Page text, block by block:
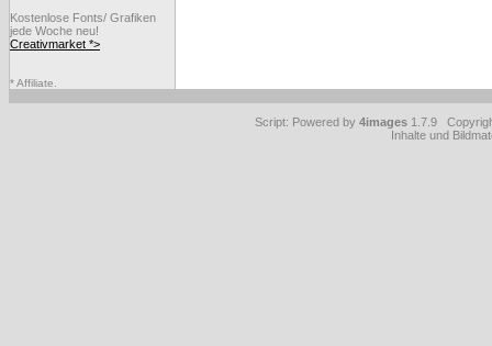
Kostenlose Fonts/ Grafiken
jede Woche neu!
Creativmarket *>
* Affiliate.
Script: Powered by 4images 1.7.9
Inhalte und